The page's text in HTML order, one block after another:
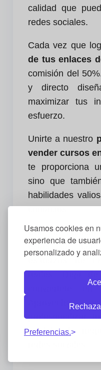
Usamos cookies en
experiencia de
personalizado y
Preferencias.
calidad que
redes sociales.
Cada vez que
de tus enlaces
comisión del
y directo
maximizar tus
esfuerzo.
Unirte a nuestro
vender cursos
te proporciona
sino que
habilidades
contactos.
Con un modelo
estás en
esfuerzos de
conviértete
Aprovecha
profesionalizar
modelo de